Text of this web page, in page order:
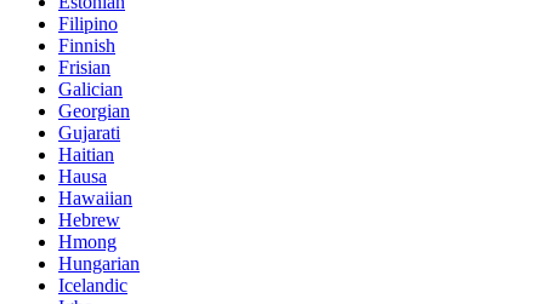
Filipino
Finnish
Frisian
Galician
Georgian
Gujarati
Haitian
Hausa
Hawaiian
Hebrew
Hmong
Hungarian
Icelandic